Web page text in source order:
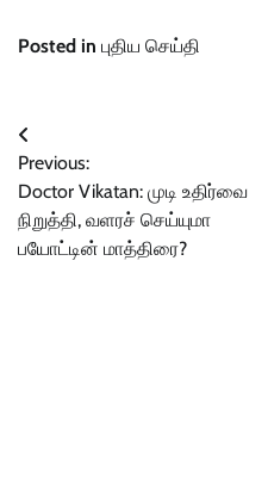
Posted in புதிய செய்தி
Post
navigation
Previous:
Doctor Vikatan: முடி உதிர்வை
நிறுத்தி, வளரச் செய்யுமா
பயோட்டின் மாத்திரை?